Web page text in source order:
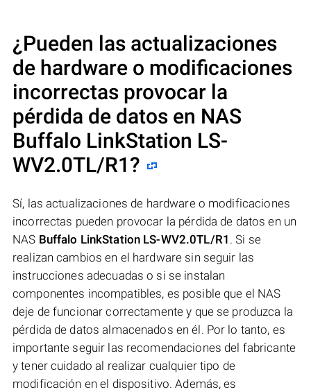
¿Pueden las actualizaciones
de hardware o modificaciones
incorrectas provocar la
pérdida de datos en NAS
Buffalo LinkStation LS-
WV2.0TL/R1?
Sí, las actualizaciones de hardware o modificaciones
incorrectas pueden provocar la pérdida de datos en un
NAS Buffalo LinkStation LS-WV2.0TL/R1 . Si se
realizan cambios en el hardware sin seguir las
instrucciones adecuadas o si se instalan
componentes incompatibles, es posible que el NAS
deje de funcionar correctamente y que se produzca la
pérdida de datos almacenados en él. Por lo tanto, es
importante seguir las recomendaciones del fabricante
y tener cuidado al realizar cualquier tipo de
modificación en el dispositivo. Además, es